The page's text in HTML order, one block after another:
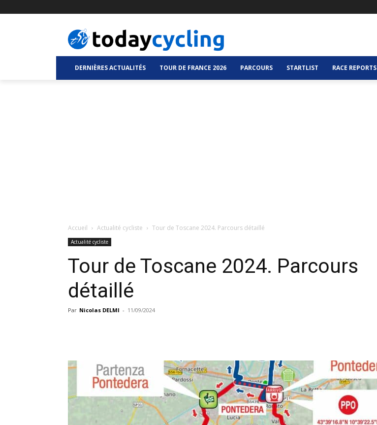
DERNIÈRES ACTUALITÉS TOUR DE FRANCE 2026 PARCOURS STARTLIST RACE REPORTS
Accueil Actualité cycliste Tour de Toscane 2024. Parcours détaillé
Actualité cycliste
Tour de Toscane 2024. Parcours
détaillé
Par Nicolas DELMI - 11/09/2024